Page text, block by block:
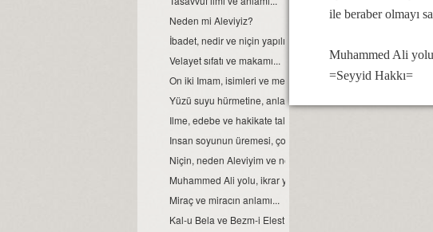
Neden mi Aleviyiz?
İbadet, nedir ve niçin yapılır?
Velayet sıfatı ve makamı...
On iki Imam, isimleri ve mezarlarının yerleri.
Yüzü suyu hürmetine, anlamı...
Ilme, edebe ve hakikate talip olalım.
Insan soyunun üremesi, çoğalması.
Niçin, neden Aleviyim ve neden hor görüldüm?
Muhammed Ali yolu, ikrar yoludur. Ikrar verilmeden, Alevi
Miraç ve miracın anlamı...
Kal-u Bela ve Bezm-i Elest
ile beraber olmayı
Muhammed Ali
=Seyyid Hakkı=